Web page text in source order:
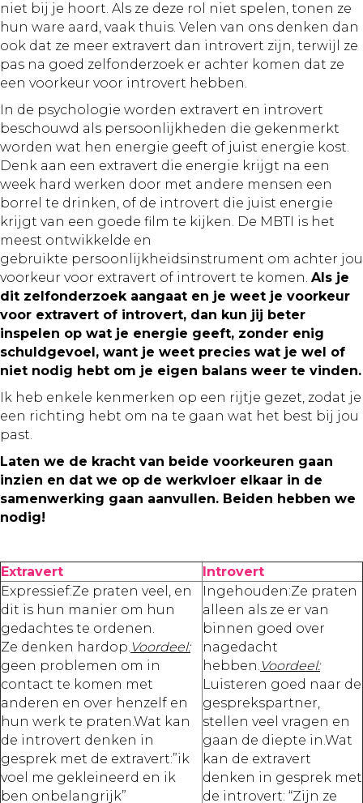
niet bij je hoort. Als ze deze rol niet spelen, tonen ze
hun ware aard, vaak thuis. Velen van ons denken dan
ook dat ze meer extravert dan introvert zijn, terwijl ze
pas na goed zelfonderzoek er achter komen dat ze
een voorkeur voor introvert hebben.
In de psychologie worden extravert en introvert
beschouwd als persoonlijkheden die gekenmerkt
worden wat hen energie geeft of juist energie kost.
Denk aan een extravert die energie krijgt na een
week hard werken door met andere mensen een
borrel te drinken, of de introvert die juist energie
krijgt van een goede film te kijken. De MBTI is het
meest ontwikkelde en
gebruikte persoonlijkheidsinstrument om achter jou
voorkeur voor extravert of introvert te komen. Als je
dit zelfonderzoek aangaat en je weet je voorkeur
voor extravert of introvert, dan kun jij beter
inspelen op wat je energie geeft, zonder enig
schuldgevoel, want je weet precies wat je wel of
niet nodig hebt om je eigen balans weer te vinden.
Ik heb enkele kenmerken op een rijtje gezet, zodat je
een richting hebt om na te gaan wat het best bij jou
past.
Laten we de kracht van beide voorkeuren gaan
inzien en dat we op de werkvloer elkaar in de
samenwerking gaan aanvullen. Beiden hebben we
nodig!
Extravert
Introvert
Expressief:Ze praten veel, en
dit is hun manier om hun
gedachtes te ordenen.
Ze denken hardop. Voordeel:
geen problemen om in
contact te komen met
anderen en over henzelf en
hun werk te praten.Wat kan
de introvert denken in
gesprek met de extravert:”ik
voel me gekleineerd en ik
ben onbelangrijk”
Ingehouden:Ze praten
alleen als ze er van
binnen goed over
nagedacht
hebben. Voordeel:
Luisteren goed naar de
gesprekspartner,
stellen veel vragen en
gaan de diepte in.Wat
kan de extravert
denken in gesprek met
de introvert: “Zijn ze